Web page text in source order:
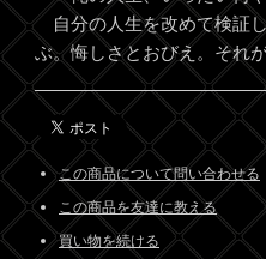
自分の人生を改めて検証
ぶ。悔しさとおびえ。それ
この商品について問い合わせる
この商品を友達に教える
買い物を続ける